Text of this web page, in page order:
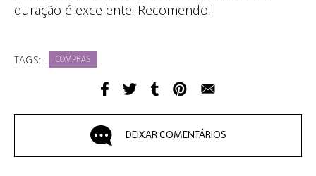
duração é excelente. Recomendo!
TAGS: COMPRAS
DEIXAR COMENTÁRIOS